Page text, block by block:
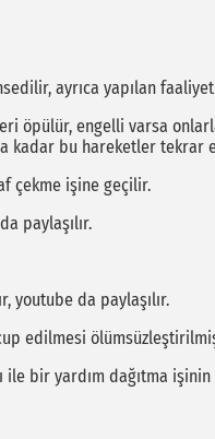
ayrıca yapılan
öpülür, engelli varsa
kadar bu hareketler tekrar
çekme işine geçilir.
paylaşılır.
youtube da paylaşılır.
edilmesi
bir yardım dağıtma